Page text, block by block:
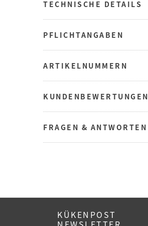
TECHNISCHE DETAILS
PFLICHTANGABEN
ARTIKELNUMMERN
KUNDENBEWERTUNGEN
FRAGEN & ANTWORTEN
KÜKENPOST